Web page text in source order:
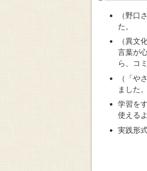
（野口
た。
（異文
言葉が
ら、コ
（「や
ました
学習を
使える
実践形